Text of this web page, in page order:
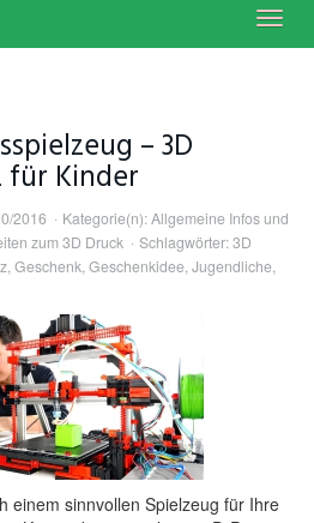
– 3D
für Kinder
2016 Kategorie(n):Allgemeine Infos und
zum 3D Druck Schlagwörter:3D
, Geschenk, Geschenkidee, Jugendliche,
einem sinnvollen Spielzeug für Ihre